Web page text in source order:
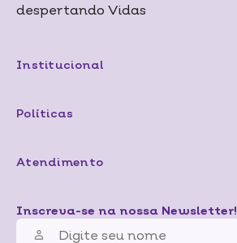
despertando Vidas
Institucional
Políticas
Atendimento
Inscreva-se na nossa Newsletter!